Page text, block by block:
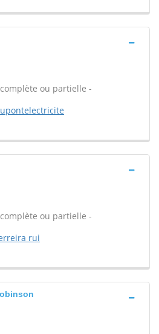
ou partielle -
ou partielle -
rui